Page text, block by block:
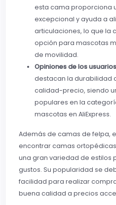
esta cama proporciona
excepcional y ayuda a
articulaciones, lo que la
opción para mascotas
de movilidad.
Opiniones de los usuarios
destacan la durabilidad
calidad-precio, siendo
populares en la
mascotas en AliExpress.
Además de camas de felpa,
encontrar camas
una gran variedad de estilos
gustos. Su popularidad se
facilidad para realizar
buena calidad a precios